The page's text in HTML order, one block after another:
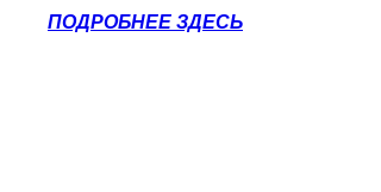
ПОДРОБНЕЕ ЗДЕСЬ